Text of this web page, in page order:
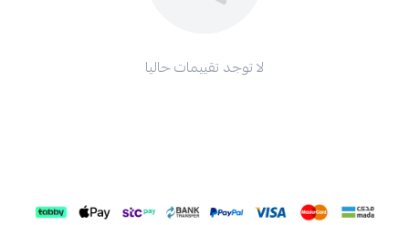
لا توجد تقييمات حاليا